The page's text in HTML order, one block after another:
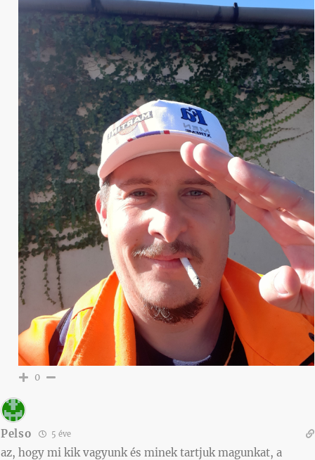
0
Pelso 5 éve
az, hogy mi kik vagyunk és minek tartjuk magunkat, a